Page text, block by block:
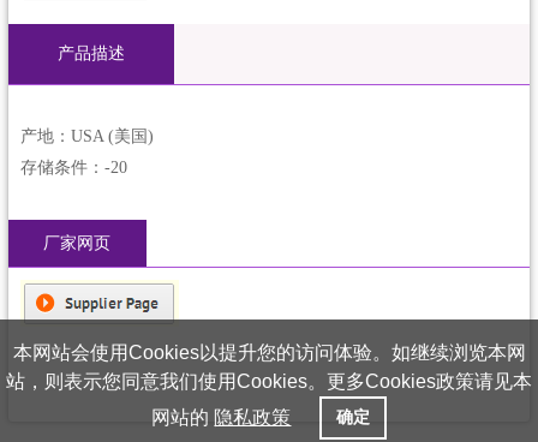
产品描述
产地：USA (美国)
存储条件：-20
厂家网页
本网站会使用Cookies以提升您的访问体验。如继续浏览本网
站，则表示您同意我们使用Cookies。更多Cookies政策请见本
网站的 隐私政策 确定